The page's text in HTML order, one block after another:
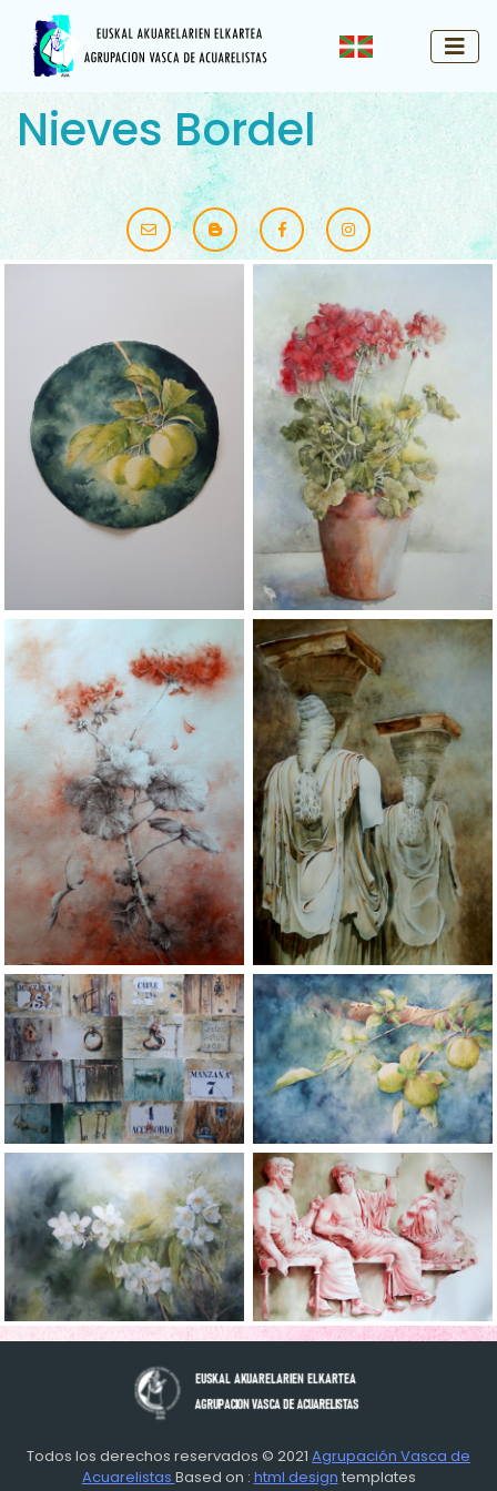
Nieves Bordel
Todos los derechos reservados © 2021 Agrupación Vasca de
Acuarelistas Based on : html design templates